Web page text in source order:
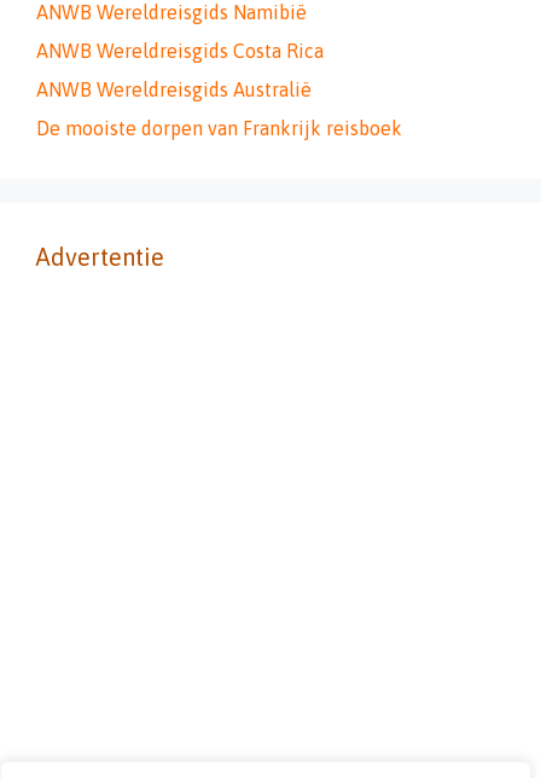
ANWB Wereldreisgids Namibië
ANWB Wereldreisgids Costa Rica
ANWB Wereldreisgids Australië
De mooiste dorpen van Frankrijk reisboek
Advertentie